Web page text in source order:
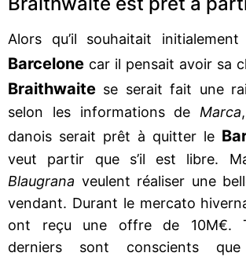
Alors qu’il souhaitait
Barcelone car il pensait avoir sa
Braithwaite se serait fait une
selon les informations de Marca
danois serait prêt à quitter le
veut partir que s’il est libre.
Blaugrana veulent réaliser une
vendant. Durant le mercato
ont reçu une offre de 10M€.
derniers sont conscients